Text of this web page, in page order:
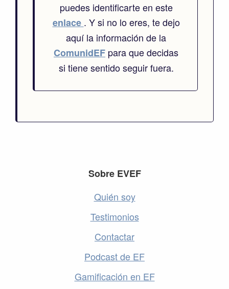
puedes identificarte en este
enlace . Y si no lo eres, te dejo
aquí la información de la
ComunidEF para que decidas
si tiene sentido seguir fuera.
Sobre EVEF
Quién soy
Testimonios
Contactar
Podcast de EF
Gamificación en EF